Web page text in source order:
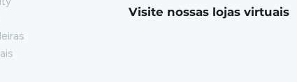
Visite nossas lojas virtuais